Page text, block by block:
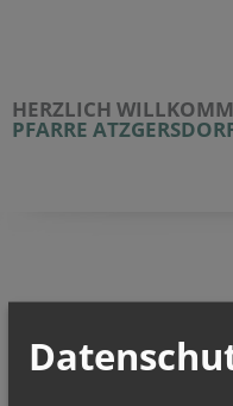
HERZLICH
PFARRE